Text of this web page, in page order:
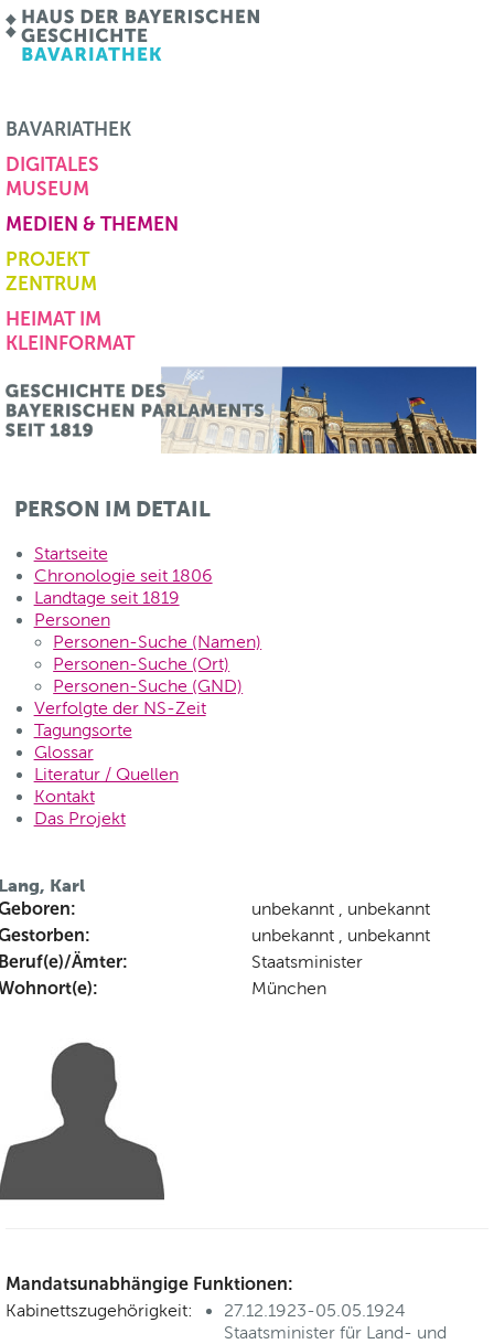
BAVARIATHEK
DIGITALES
MUSEUM
MEDIEN & THEMEN
PROJEKT
ZENTRUM
HEIMAT IM
KLEINFORMAT
PERSON IM DETAIL
Startseite
Chronologie seit 1806
Landtage seit 1819
Personen
Personen-Suche (Namen)
Personen-Suche (Ort)
Personen-Suche (GND)
Verfolgte der NS-Zeit
Tagungsorte
Glossar
Literatur / Quellen
Kontakt
Das Projekt
Karl
unbekannt , unbekannt
unbekannt , unbekannt
Ämter: Staatsminister
München
Mandatsunabhängige Funktionen:
Kabinettszugehörigkeit:
27.12.1923-05.05.1924
Staatsminister für Land- und